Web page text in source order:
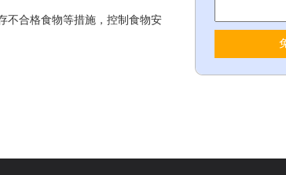
不合格食物等措施，控制食物安